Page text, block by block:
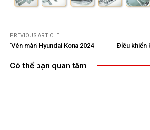
PREVIOUS ARTICLE
‘Vén màn’ Hyundai Kona 2024
Điều khiển
Có thể bạn quan tâm